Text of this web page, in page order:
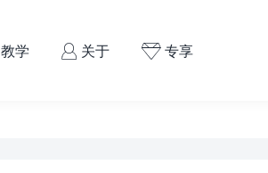
教学  关于  专享